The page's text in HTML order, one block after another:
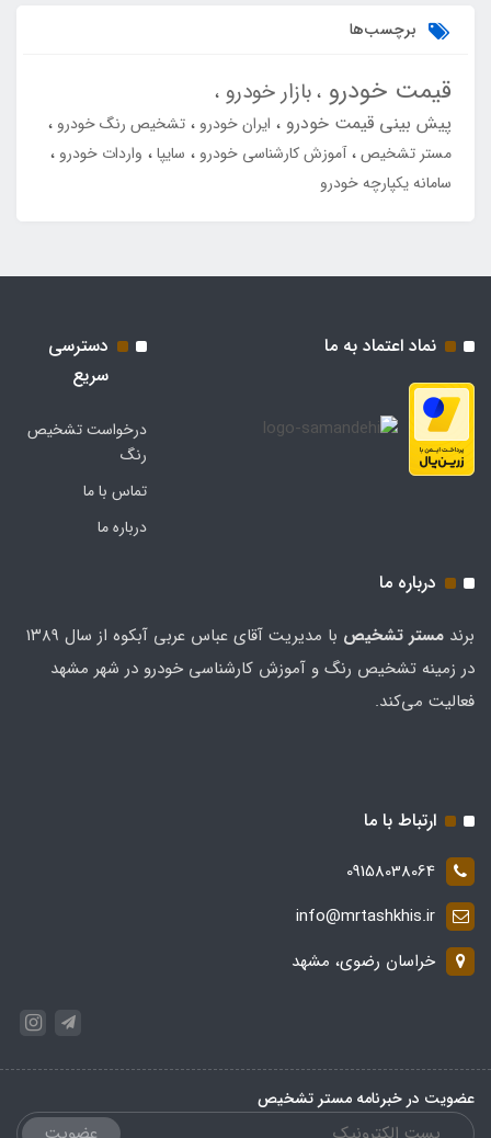
برچسب‌ها
قیمت خودرو بازار خودرو
پیش بینی قیمت خودرو ایران خودرو
تشخیص رنگ خودرو
مستر تشخیص آموزش کارشناسی خودرو سایپا
واردات خودرو
سامانه یکپارچه خودرو
نماد اعتماد به ما
دسترسی
سریع
درخواست تشخیص
رنگ
تماس با ما
درباره ما
درباره ما
برند مستر تشخيص
با مدیریت آقای عباس عربی آبکوه از سال ۱۳۸۹
در زمینه تشخیص رنگ و آموزش کارشناسی خودرو در شهر مشهد
فعالیت می‌کند.
ارتباط با ما
09158038064
info@mrtashkhis.ir
خراسان رضوی، مشهد
عضویت در خبرنامه مستر تشخیص